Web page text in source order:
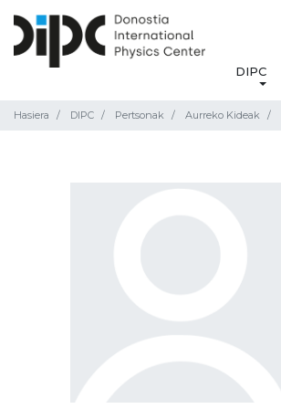
DIPC
Hasiera DIPC Pertsonak Aurreko Kideak